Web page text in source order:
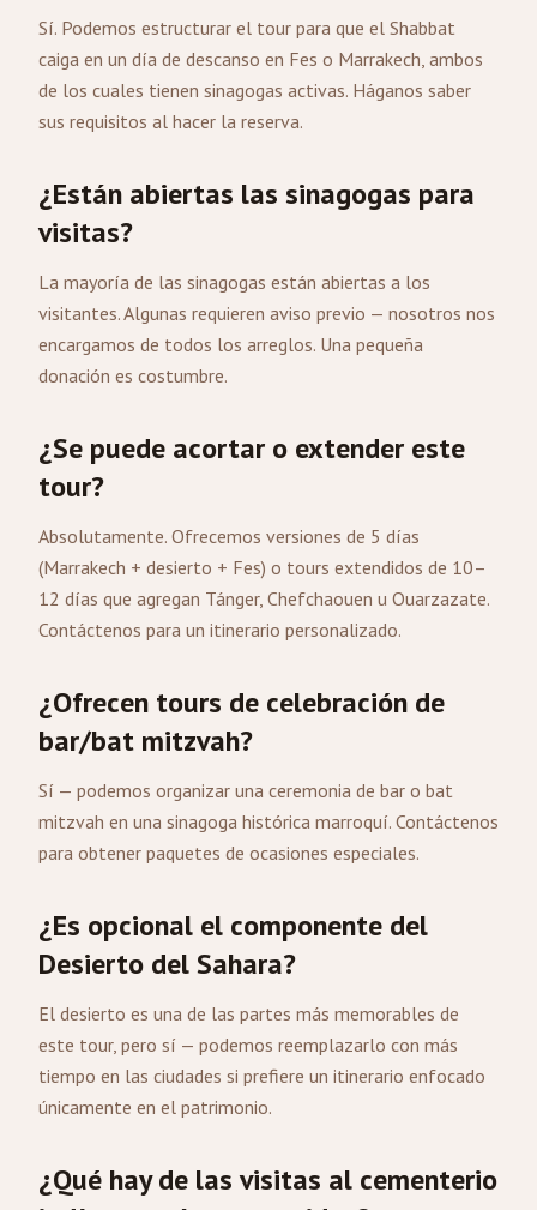
Sí. Podemos estructurar el tour para que el Shabbat
caiga en un día de descanso en Fes o Marrakech, ambos
de los cuales tienen sinagogas activas. Háganos saber
sus requisitos al hacer la reserva.
¿Están abiertas las sinagogas para
visitas?
La mayoría de las sinagogas están abiertas a los
visitantes. Algunas requieren aviso previo — nosotros nos
encargamos de todos los arreglos. Una pequeña
donación es costumbre.
¿Se puede acortar o extender este
tour?
Absolutamente. Ofrecemos versiones de 5 días
(Marrakech + desierto + Fes) o tours extendidos de 10–
12 días que agregan Tánger, Chefchaouen u Ouarzazate.
Contáctenos para un itinerario personalizado.
¿Ofrecen tours de celebración de
bar/bat mitzvah?
Sí — podemos organizar una ceremonia de bar o bat
mitzvah en una sinagoga histórica marroquí. Contáctenos
para obtener paquetes de ocasiones especiales.
¿Es opcional el componente del
Desierto del Sahara?
El desierto es una de las partes más memorables de
este tour, pero sí — podemos reemplazarlo con más
tiempo en las ciudades si prefiere un itinerario enfocado
únicamente en el patrimonio.
¿Qué hay de las visitas al cementerio